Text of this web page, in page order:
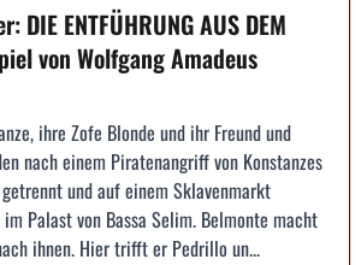
DIE ENTFÜHRUNG AUS DEM
von Wolfgang Amadeus
ihre Zofe Blonde und ihr Freund und
nach einem Piratenangriff von Konstanzes
und auf einem Sklavenmarkt
Palast von Bassa Selim. Belmonte macht
ihnen. Hier trifft er Pedrillo un...